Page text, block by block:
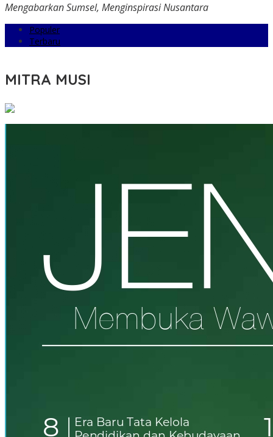
Mengabarkan Sumsel, Menginspirasi Nusantara
Populer
Terbaru
MITRA MUSI